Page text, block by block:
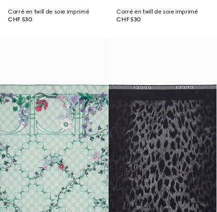
Carré en twill de soie imprimé
CHF 530
Carré en twill de soie imprimé
CHF 530